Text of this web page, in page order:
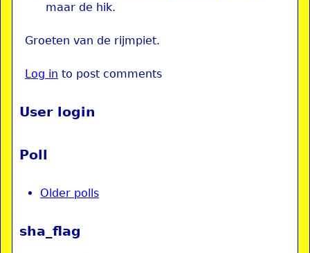
maar de hik.
Groeten van de rijmpiet.
Log in to post comments
User login
Poll
Older polls
sha_flag